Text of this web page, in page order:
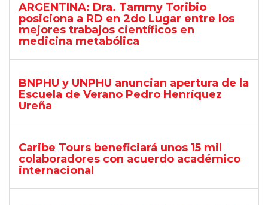
ARGENTINA: Dra. Tammy Toribio
posiciona a RD en 2do Lugar entre los
mejores trabajos científicos en
medicina metabólica
BNPHU y UNPHU anuncian apertura de la
Escuela de Verano Pedro Henríquez
Ureña
Caribe Tours beneficiará unos 15 mil
colaboradores con acuerdo académico
internacional